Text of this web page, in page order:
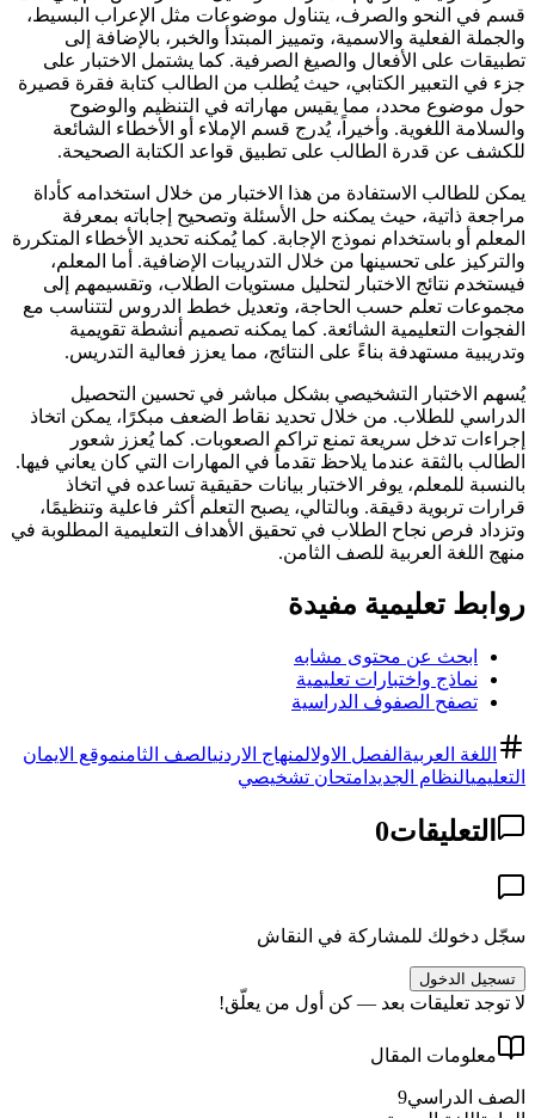
قسم في النحو والصرف، يتناول موضوعات مثل الإعراب البسيط،
والجملة الفعلية والاسمية، وتمييز المبتدأ والخبر، بالإضافة إلى
تطبيقات على الأفعال والصيغ الصرفية. كما يشتمل الاختبار على
جزء في التعبير الكتابي، حيث يُطلب من الطالب كتابة فقرة قصيرة
حول موضوع محدد، مما يقيس مهاراته في التنظيم والوضوح
والسلامة اللغوية. وأخيراً، يُدرج قسم الإملاء أو الأخطاء الشائعة
للكشف عن قدرة الطالب على تطبيق قواعد الكتابة الصحيحة.
يمكن للطالب الاستفادة من هذا الاختبار من خلال استخدامه كأداة
مراجعة ذاتية، حيث يمكنه حل الأسئلة وتصحيح إجاباته بمعرفة
المعلم أو باستخدام نموذج الإجابة. كما يُمكنه تحديد الأخطاء المتكررة
والتركيز على تحسينها من خلال التدريبات الإضافية. أما المعلم،
فيستخدم نتائج الاختبار لتحليل مستويات الطلاب، وتقسيمهم إلى
مجموعات تعلم حسب الحاجة، وتعديل خطط الدروس لتتناسب مع
الفجوات التعليمية الشائعة. كما يمكنه تصميم أنشطة تقويمية
وتدريبية مستهدفة بناءً على النتائج، مما يعزز فعالية التدريس.
يُسهم الاختبار التشخيصي بشكل مباشر في تحسين التحصيل
الدراسي للطلاب. من خلال تحديد نقاط الضعف مبكرًا، يمكن اتخاذ
إجراءات تدخل سريعة تمنع تراكم الصعوبات. كما يُعزز شعور
الطالب بالثقة عندما يلاحظ تقدماً في المهارات التي كان يعاني فيها.
بالنسبة للمعلم، يوفر الاختبار بيانات حقيقية تساعده في اتخاذ
قرارات تربوية دقيقة. وبالتالي، يصبح التعلم أكثر فاعلية وتنظيمًا،
وتزداد فرص نجاح الطلاب في تحقيق الأهداف التعليمية المطلوبة في
منهج اللغة العربية للصف الثامن.
روابط تعليمية مفيدة
ابحث عن محتوى مشابه
نماذج واختبارات تعليمية
تصفح الصفوف الدراسية
اللغة العربية الفصل الاولالمنهاج الاردنيالصف الثامنموقع الايمان
التعليميالنظام الجديد امتحان تشخيصي
التعليقات0
سجّل دخولك للمشاركة في النقاش
تسجيل الدخول
لا توجد تعليقات بعد — كن أول من يعلّق!
معلومات المقال
الصف الدراسي9